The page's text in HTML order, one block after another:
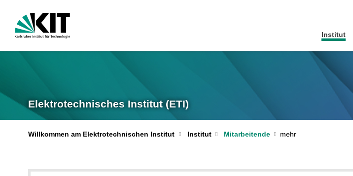
Institut
Elektrotechnisches Institut (ETI)
Willkommen am Elektrotechnischen Institut Institut Mitarbeitende